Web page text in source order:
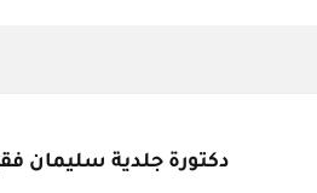
دكتورة جلدية سليمان